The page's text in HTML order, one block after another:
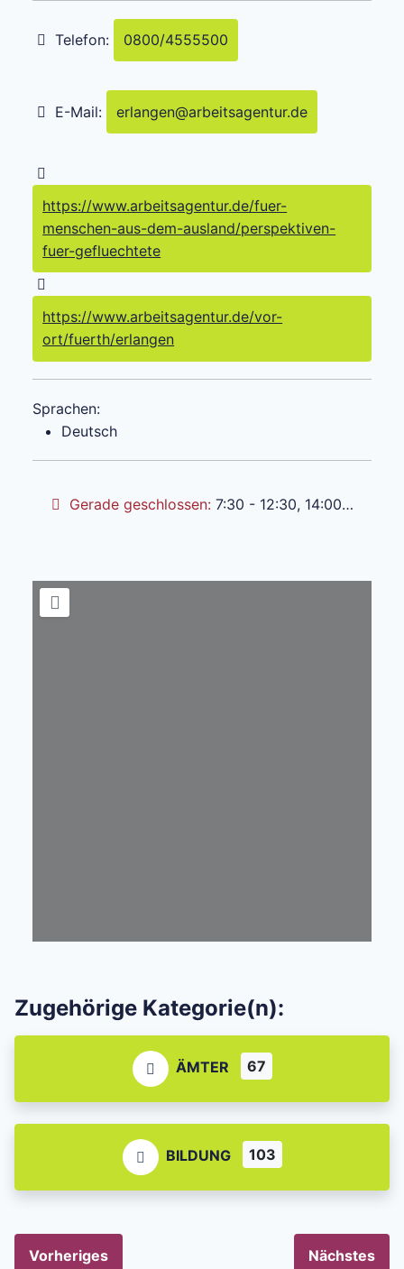
Telefon: 0800/4555500
E-Mail: erlangen@arbeitsagentur.de
https://www.arbeitsagentur.de/fuer-
menschen-aus-dem-ausland/perspektiven-
fuer-gefluechtete
https://www.arbeitsagentur.de/vor-
ort/fuerth/erlangen
Sprachen:
Deutsch
Gerade geschlossen: 7:30 - 12:30, 14:00 - 18:00
Zugehörige Kategorie(n):
ÄMTER 67
BILDUNG 103
Vorheriges Nächstes